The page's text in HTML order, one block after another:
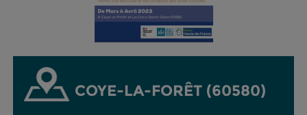
COYE-LA-FORÊT (60580)